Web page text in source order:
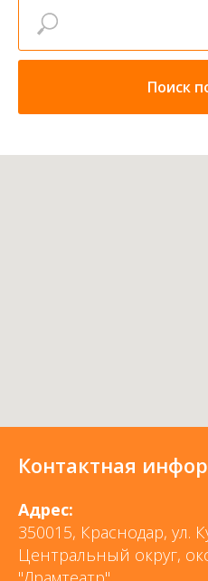
Поиск
Контактная
Адрес:
350015, Краснодар, ул.
Центральный округ,